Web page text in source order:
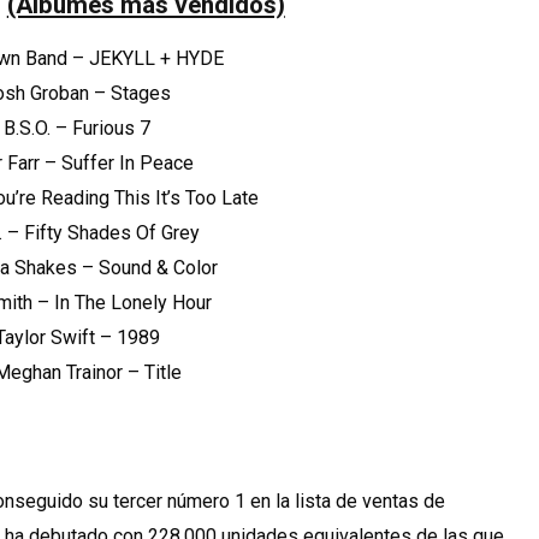
Band – JEKYLL + HYDE
Groban – Stages
– Furious 7
Farr – Suffer In Peace
Reading This It’s Too Late
– Fifty Shades Of Grey
Shakes – Sound & Color
– In The Lonely Hour
Swift – 1989
Trainor – Title
su tercer número 1 en la lista de ventas de